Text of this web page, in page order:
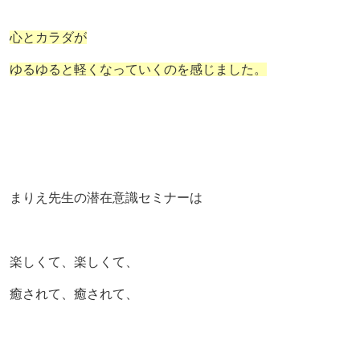
心とカラダが
ゆるゆると軽くなっていくのを感じました。
まりえ先生の潜在意識セミナーは
楽しくて、楽しくて、
癒されて、癒されて、